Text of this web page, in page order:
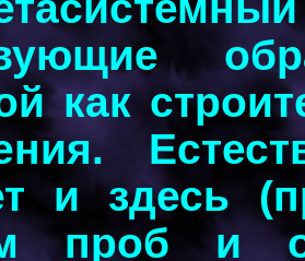
как
и здесь
проб и